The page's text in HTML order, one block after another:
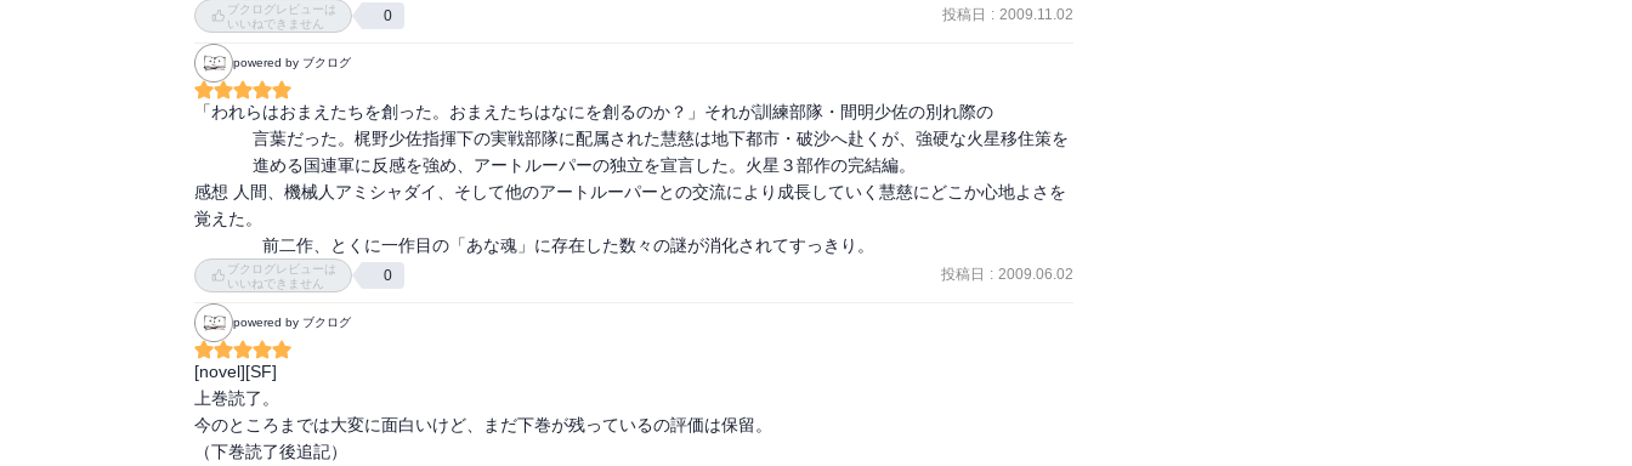
ブクログレビューは
いいねできません
0 投稿日 : 2009.11.02
powered by ブクログ
「われらはおまえたちを創った。おまえたちはなにを創るのか？」それが訓練部隊・間明少佐の別れ際の
感想 人間、機械人アミシャダイ、そして他のアートルーパーとの交流により成長していく慧慈にどこか心地よさを
覚えた。
前二作、とくに一作目の「あな魂」に存在した数々の謎が消化されてすっきり。
ブクログレビューは
いいねできません
0 投稿日 : 2009.06.02
powered by ブクログ
[novel][SF]
上巻読了。
今のところまでは大変に面白いけど、まだ下巻が残っているの評価は保留。
（下巻読了後追記）